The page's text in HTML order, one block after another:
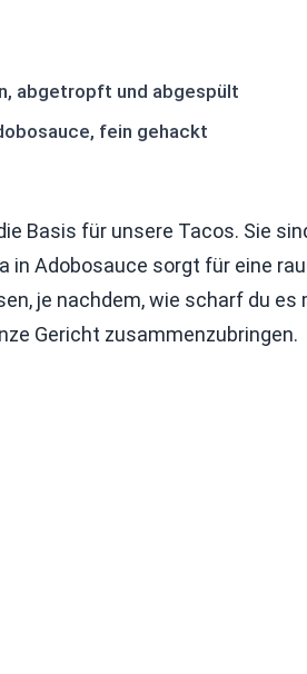
abgetropft und abgespült
fein gehackt
Basis für unsere Tacos. Sie
in Adobosauce sorgt für eine
je nachdem, wie scharf du
Gericht zusammenzubringen.